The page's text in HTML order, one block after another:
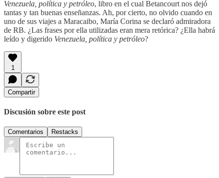
Venezuela, política y petróleo, libro en el cual Betancourt nos dejó
tantas y tan buenas enseñanzas. Ah, por cierto, no olvido cuando en
uno de sus viajes a Maracaibo, María Corina se declaró admiradora
de RB. ¿Las frases por ella utilizadas eran mera retórica? ¿Ella habrá
leído y digerido Venezuela, política y petróleo?
1
Compartir
Discusión sobre este post
Comentarios Restacks